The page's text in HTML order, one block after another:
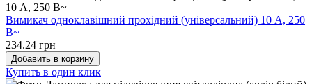
Вимикач одноклавішний прохідний (універсальний) 10 А, 250
В~
234.24 грн
Добавить в корзину
Купить в один клик